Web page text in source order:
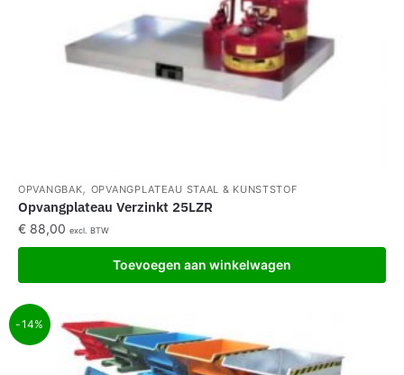
OPVANGBAK, OPVANGPLATEAU STAAL & KUNSTSTOF
Opvangplateau Verzinkt 25LZR
€ 88,00 excl. BTW
Toevoegen aan winkelwagen
-14%